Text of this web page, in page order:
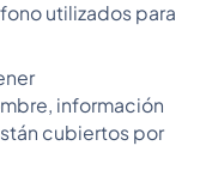
utilizados para
información
cubiertos por